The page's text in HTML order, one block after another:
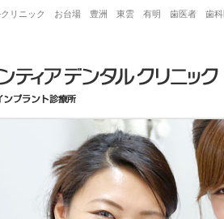
クリニック お台場 豊洲 東雲 有明 歯医者 歯科